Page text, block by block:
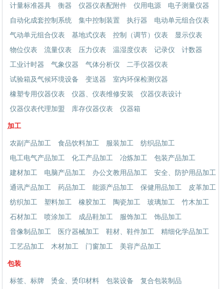
计量标准器具
衡器 仪器仪表配附件 仪用电源
电子测量仪器
自动化成套控制系统
集中控制装置 执行器
电动单元组合仪表
气动单元组合仪表
基地式仪表 控制（调节）仪表
显示仪表
物位仪表
流量仪表 压力仪表 温湿度仪表 记录仪
计数器
工业计时器
气象仪器 气体分析仪
二手仪器仪表
试验箱及气候环境设备
变送器
室内环保检测仪器
橡塑专用仪器仪表
仪器、仪表维修安装
仪器仪表设计
仪器仪表代理加盟
库存仪器仪表 仪器箱
加工
农副产品加工 食品饮料加工 服装加工
纺织品加工
电工电气产品加工
化工产品加工 冶炼加工
包装产品加工
建材加工
电脑产品加工 办公文教用品加工
安全、防护用品加工
通讯产品加工
药品加工 能源产品加工 保健用品加工
皮革加工
纺织加工
塑料加工 橡胶加工 陶瓷加工 玻璃加工
竹木加工
石材加工
喷涂加工 成品鞋加工 服饰加工
饰品加工
音像制品加工
医疗器械加工 鞋材、鞋件加工
精细化学品加工
工艺品加工
木材加工 门窗加工 美容产品加工
包装
标签、标牌 烫金、烫印材料 包装设备 复合包装制品